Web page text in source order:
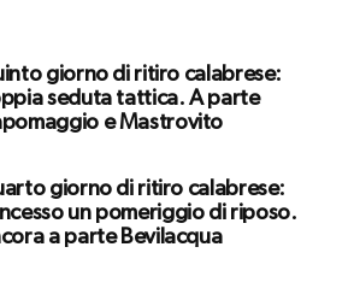
giorno di ritiro calabrese:
seduta tattica. A parte
e Mastrovito
giorno di ritiro calabrese:
un pomeriggio di riposo.
a parte Bevilacqua